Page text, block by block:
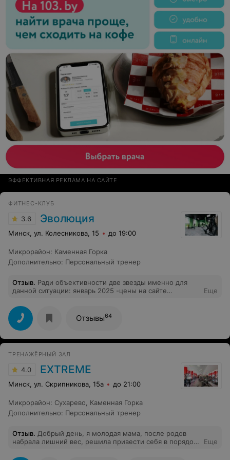
ЭФФЕКТИВНАЯ РЕКЛАМА НА САЙТЕ
ФИТНЕС-КЛУБ
3.6 Эволюция
Минск, ул. Колесникова, 15 до 19:00
Микрорайон: Каменная Горка
Дополнительно: Персональный тренер
Отзыв. Ради объективности две звезды именно для
данной ситуации: январь 2025 -цены на сайте
пришла по выставленной цене позаниматься(не зная
что цифры на сайте не менялись несколько лет) ,то
администратор с недовольным выражением лица
выпроваживает вон без выяснения причин ,и не вникая
в суть не мною созданной ситуации. Хотелось бы
персонала на рецепции .
Еще
Отзывы64
ТРЕНАЖЁРНЫЙ ЗАЛ
4.0 EXTREME
Минск, ул. Скрипникова, 15а до 21:00
Микрорайон: Сухарево
Каменная Горка
Дополнительно: Персональный тренер
Отзыв. Добрый день, я молодая мама, после родов
набрала лишний вес, решила привести себя в порядок
тренировку к тренеру Алёне которая согласилась мне
Еще